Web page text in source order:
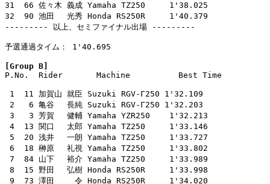
31  66 佐々木 義成 Yamaha TZ250     1'38.025
32  90 池田　 光秀 Honda RS250R     1'40.379
--------- 以上、セミファイナル出場 ---------
予選通過タイム： 1'40.695
[Group B]
P.No.  Rider       Machine          Best Time
1  11 加賀山 就臣 Suzuki RGV-Γ250 1'32.109
2   6 亀谷　 長純 Suzuki RGV-Γ250 1'32.203
3   3 芳賀　 健輔 Yamaha YZR250    1'32.213
4  13 関口　 太郎 Yamaha TZ250     1'33.146
5  20 浅井　 一朗 Yamaha TZ250     1'33.727
6  18 榊原　 礼視 Yamaha TZ250     1'33.802
7  84 山下　 裕介 Yamaha TZ250     1'33.989
8  15 野田　 弘樹 Honda RS250R     1'33.998
9  73 澤田　　 令 Honda RS250R     1'34.020